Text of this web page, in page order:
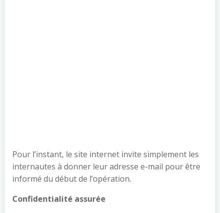
Pour l’instant, le site internet invite simplement les
internautes à donner leur adresse e-mail pour être
informé du début de l’opération.
Confidentialité assurée